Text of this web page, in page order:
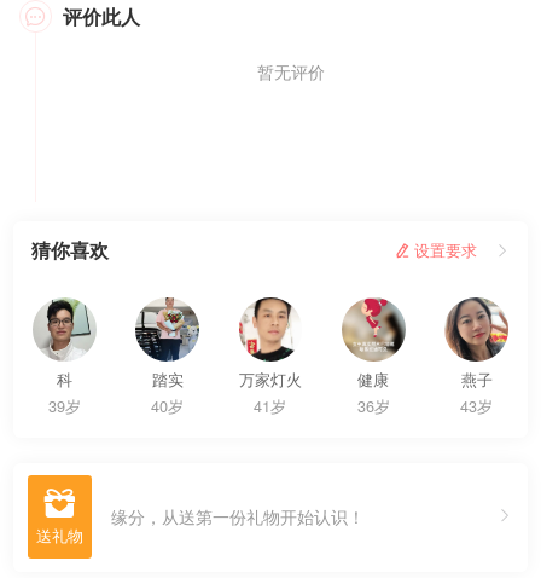
 评价此人
暂无评价
猜你喜欢  设置要求 
科
39岁
踏实
40岁
万家灯火
41岁
健康
36岁
燕子
43岁
 缘分，从送第一份礼物开始认识！